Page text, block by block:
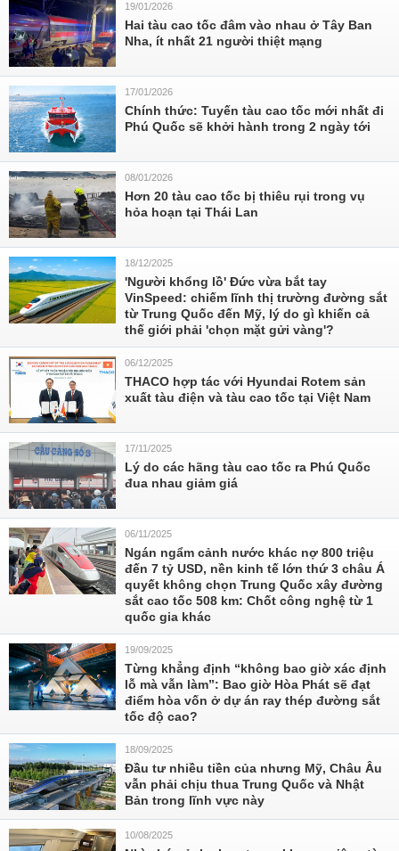
19/01/2026
Hai tàu cao tốc đâm vào nhau ở Tây Ban
Nha, ít nhất 21 người thiệt mạng
17/01/2026
Chính thức: Tuyến tàu cao tốc mới nhất đi
Phú Quốc sẽ khởi hành trong 2 ngày tới
08/01/2026
Hơn 20 tàu cao tốc bị thiêu rụi trong vụ
hỏa hoạn tại Thái Lan
18/12/2025
'Người khổng lồ' Đức vừa bắt tay
VinSpeed: chiếm lĩnh thị trường đường sắt
từ Trung Quốc đến Mỹ, lý do gì khiến cả
thế giới phải 'chọn mặt gửi vàng'?
06/12/2025
THACO hợp tác với Hyundai Rotem sản
xuất tàu điện và tàu cao tốc tại Việt Nam
17/11/2025
Lý do các hãng tàu cao tốc ra Phú Quốc
đua nhau giảm giá
06/11/2025
Ngán ngẩm cảnh nước khác nợ 800 triệu
đến 7 tỷ USD, nền kinh tế lớn thứ 3 châu Á
quyết không chọn Trung Quốc xây đường
sắt cao tốc 508 km: Chốt công nghệ từ 1
quốc gia khác
19/09/2025
Từng khẳng định “không bao giờ xác định
lỗ mà vẫn làm”: Bao giờ Hòa Phát sẽ đạt
điểm hòa vốn ở dự án ray thép đường sắt
tốc độ cao?
18/09/2025
Đầu tư nhiều tiền của nhưng Mỹ, Châu Âu
vẫn phải chịu thua Trung Quốc và Nhật
Bản trong lĩnh vực này
10/08/2025